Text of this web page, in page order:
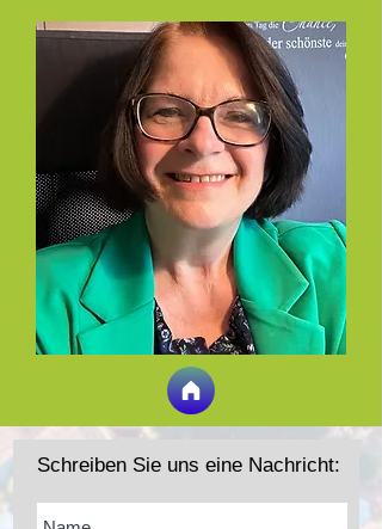
Schreiben Sie uns eine Nachricht: